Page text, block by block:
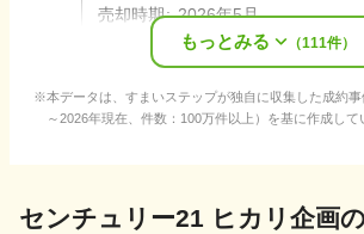
売却時期: 2026年5月
原 季里子
もっとみる （111件）
本データは、すまいステップが独自に収集した成約
～2026年現在、件数：100万件以上）を基に作成して
センチュリー21 ヒカリ企画